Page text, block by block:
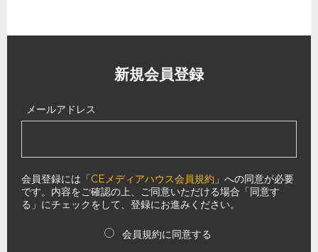
新規会員登録
メールアドレス
会員登録には「CEメディアハウス会員規約 」への同意が必要
です。内容をご確認の上、ご同意いただける場合「同意す
る」にチェックをして、登録にお進みください。
会員規約に同意する